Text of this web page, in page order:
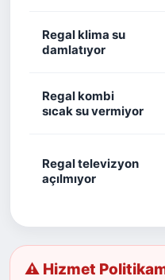
Regal klima su
damlatıyor
Regal kombi
sıcak su vermiyor
Regal televizyon
açılmıyor
⚠ Hizmet